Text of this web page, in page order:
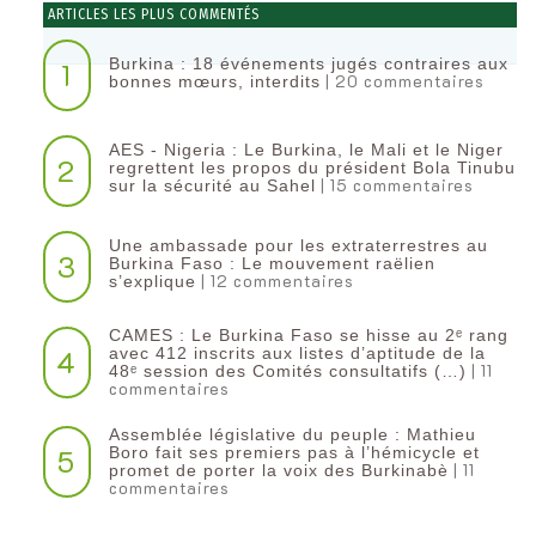
ARTICLES LES PLUS COMMENTÉS
1
Burkina : 18 événements jugés contraires aux
bonnes mœurs, interdits | 20 commentaires
2
AES - Nigeria : Le Burkina, le Mali et le Niger
regrettent les propos du président Bola Tinubu
sur la sécurité au Sahel | 15 commentaires
3
Une ambassade pour les extraterrestres au
Burkina Faso : Le mouvement raëlien
s’explique | 12 commentaires
4
CAMES : Le Burkina Faso se hisse au 2ᵉ rang
avec 412 inscrits aux listes d’aptitude de la
48ᵉ session des Comités consultatifs (…) | 11
commentaires
5
Assemblée législative du peuple : Mathieu
Boro fait ses premiers pas à l’hémicycle et
promet de porter la voix des Burkinabè | 11
commentaires